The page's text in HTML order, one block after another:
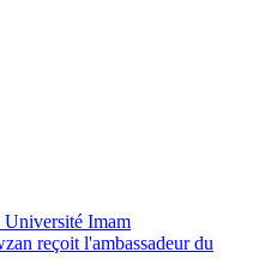
Imam
reçoit l'ambassadeur du